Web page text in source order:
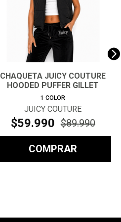
CHAQUETA JUICY COUTURE
HOODED PUFFER GILLET
1 COLOR
JUICY COUTURE
$59.990 $89.990
COMPRAR